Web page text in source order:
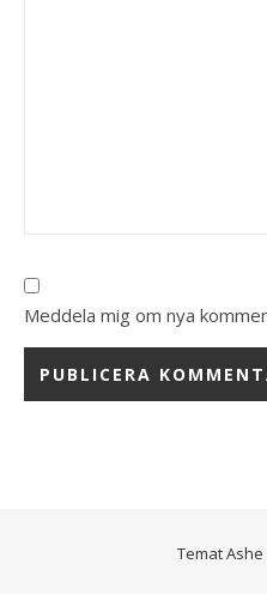
Meddela mig om nya
Temat